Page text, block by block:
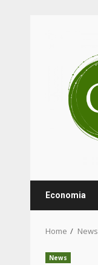
Economia
Home News
News